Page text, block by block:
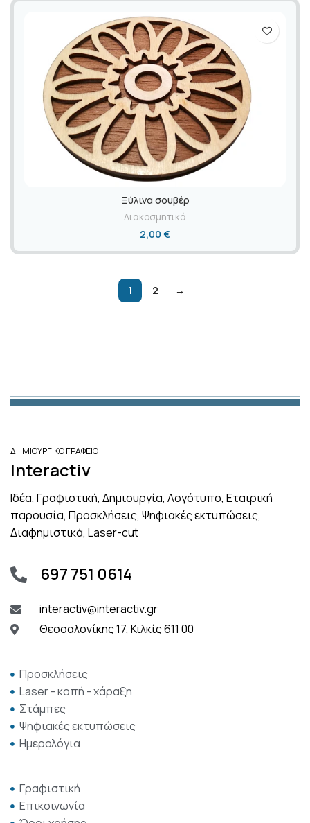
Ξύλινα σουβέρ
Διακοσμητικά
2,00 €
1 2 →
ΔΗΜΙΟΥΡΓΙΚΟ ΓΡΑΦΕΙΟ
Interactiv
Ιδέα, Γραφιστική, Δημιουργία, Λογότυπο, Εταιρική
παρουσία, Προσκλήσεις, Ψηφιακές εκτυπώσεις,
Διαφημιστικά, Laser-cut
697 751 0614
interactiv@interactiv.gr
Θεσσαλονίκης 17, Κιλκίς 611 00
Προσκλήσεις
Laser - κοπή - χάραξη
Στάμπες
Ψηφιακές εκτυπώσεις
Ημερολόγια
Γραφιστική
Επικοινωνία